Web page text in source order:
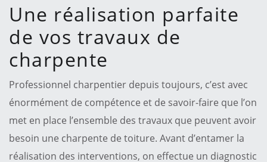
Une réalisation parfaite
de vos travaux de
charpente
Professionnel charpentier depuis toujours, c’est avec
énormément de compétence et de savoir-faire que l’on
met en place l’ensemble des travaux que peuvent avoir
besoin une charpente de toiture. Avant d’entamer la
réalisation des interventions, on effectue un diagnostic